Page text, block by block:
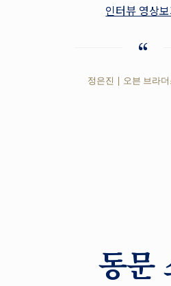
인터뷰 영상
정은진 | 오븐 브라
동문